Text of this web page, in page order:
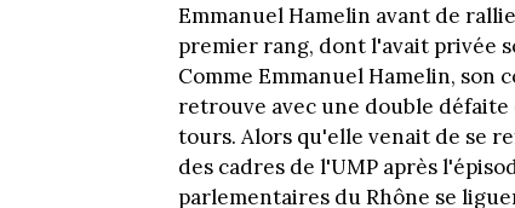
Emmanuel Hamelin avant de
premier rang, dont l'avait privée
Comme Emmanuel Hamelin, son
retrouve avec une double
tours. Alors qu'elle venait de se
des cadres de l'UMP après
parlementaires du Rhône se